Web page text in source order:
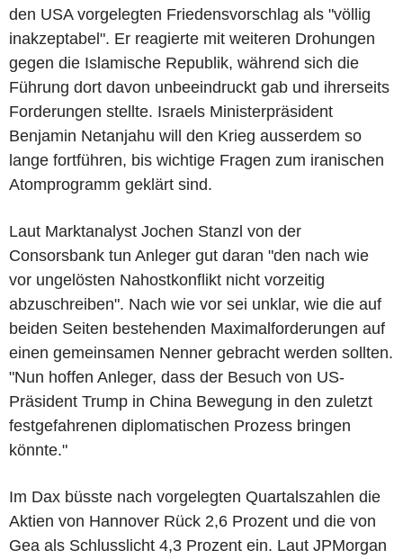
den USA vorgelegten Friedensvorschlag als "völlig
inakzeptabel". Er reagierte mit weiteren Drohungen
gegen die Islamische Republik, während sich die
Führung dort davon unbeeindruckt gab und ihrerseits
Forderungen stellte. Israels Ministerpräsident
Benjamin Netanjahu will den Krieg ausserdem so
lange fortführen, bis wichtige Fragen zum iranischen
Atomprogramm geklärt sind.
Laut Marktanalyst Jochen Stanzl von der
Consorsbank tun Anleger gut daran "den nach wie
vor ungelösten Nahostkonflikt nicht vorzeitig
abzuschreiben". Nach wie vor sei unklar, wie die auf
beiden Seiten bestehenden Maximalforderungen auf
einen gemeinsamen Nenner gebracht werden sollten.
"Nun hoffen Anleger, dass der Besuch von US-
Präsident Trump in China Bewegung in den zuletzt
festgefahrenen diplomatischen Prozess bringen
könnte."
Im Dax büsste nach vorgelegten Quartalszahlen die
Aktien von Hannover Rück 2,6 Prozent und die von
Gea als Schlusslicht 4,3 Prozent ein. Laut JPMorgan